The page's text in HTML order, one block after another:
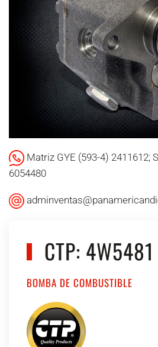
Matriz GYE (593-4) 2411612;
6054480
CTP: 4W5481
BOMBA DE COMBUSTIBLE